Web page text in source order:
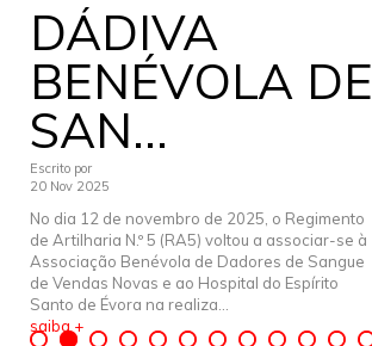
DÁDIVA
BENÉVOLA DE
SAN...
Escrito por
20 Nov 2025
No dia 12 de novembro de 2025, o Regimento
de Artilharia N.º 5 (RA5) voltou a associar-se à
Associação Benévola de Dadores de Sangue
de Vendas Novas e ao Hospital do Espírito
Santo de Évora na realiza...
saiba +